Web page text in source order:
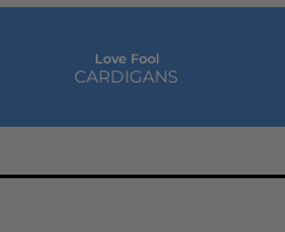
Love Fool
CARDIGANS